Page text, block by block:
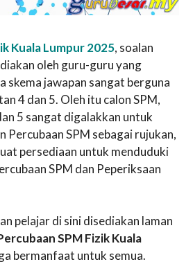
Kuala Lumpur 2025, soalan
oleh guru-guru yang
skema jawapan sangat berguna
4 dan 5. Oleh itu calon SPM,
5 sangat digalakkan untuk
Percubaan SPM sebagai rujukan,
persediaan untuk menduduki
SPM dan Peperiksaan
pelajar di sini disediakan laman
SPM Fizik Kuala
bermanfaat untuk semua.